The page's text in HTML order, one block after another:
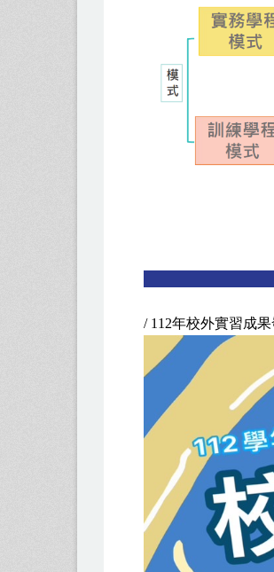
/ 112年校外實習成